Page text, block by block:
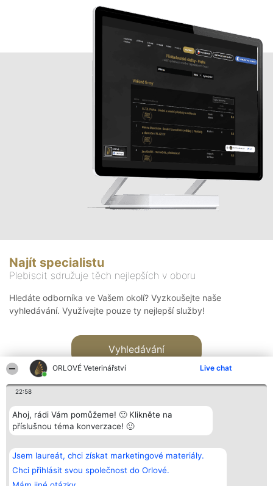
ORLOVÉ Veterinářství Live chat
22:58
Ahoj, rádi Vám pomůžeme! 🙂 Klikněte na
příslušnou téma konverzace! 🙂
Jsem laureát, chci získat marketingové materiály.
Chci přihlásit svou společnost do Orlové.
Najít specialistu
Plebiscit sdružuje těch nejlepších v oboru
Hledáte odborníka ve Vašem okolí? Vyzkoušejte naše
vyhledávání. Využívejte pouze ty nejlepší služby!
Vyhledávání
Bright Side Solutions sp. z o.
o. sp. k.
ul. Ruska 22
Wrocław 50-079
KRS 0000749100 | Regon
Vítězové
Seznam všech
laureátů
Zásady
Kontakt